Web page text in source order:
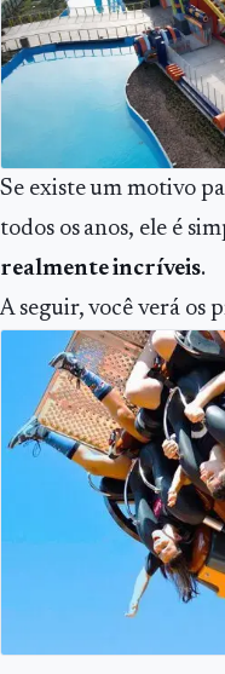
Se existe um motivo
todos os anos, ele é
realmente incríveis.
A seguir, você verá os